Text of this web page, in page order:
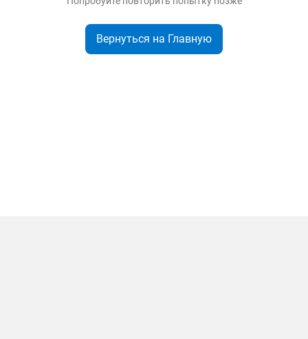
Вернуться на Главную